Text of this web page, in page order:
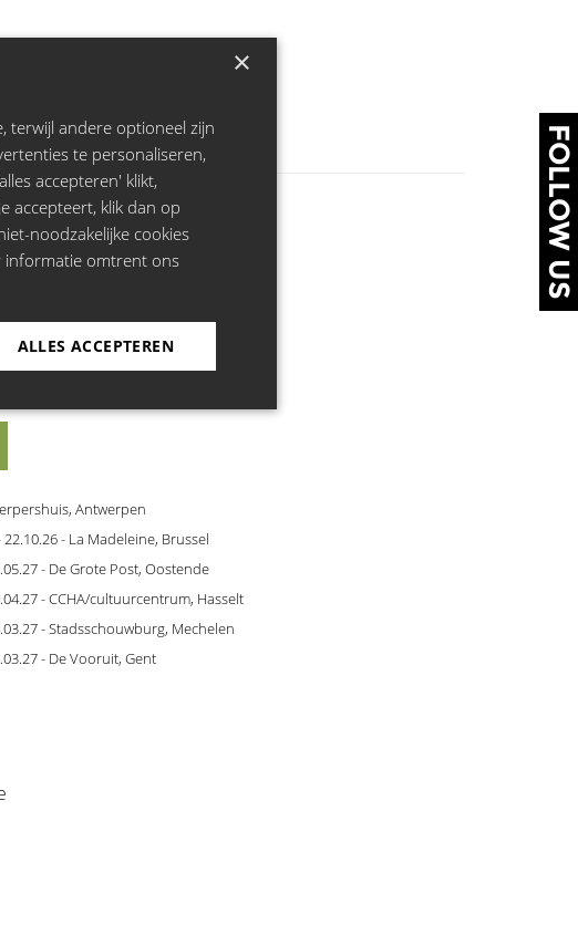
Antwerpen
22.10.26 - La Madeleine, Brussel
- De Grote Post, Oostende
- CCHA/cultuurcentrum, Hasselt
- Stadsschouwburg, Mechelen
- De Vooruit, Gent
FOLLOW US
×
terwijl andere optioneel zijn
te personaliseren,
accepteren' klikt,
accepteert, klik dan op
noodzakelijke cookies
informatie omtrent ons
ALLES ACCEPTEREN